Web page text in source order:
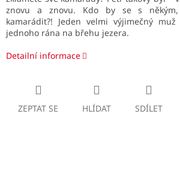
znovu a znovu. Kdo by se s
kamarádit?! Jeden velmi výjimečný
jednoho rána na břehu jezera.
Detailní informace
ZEPTAT SE HLÍDAT SDÍLET